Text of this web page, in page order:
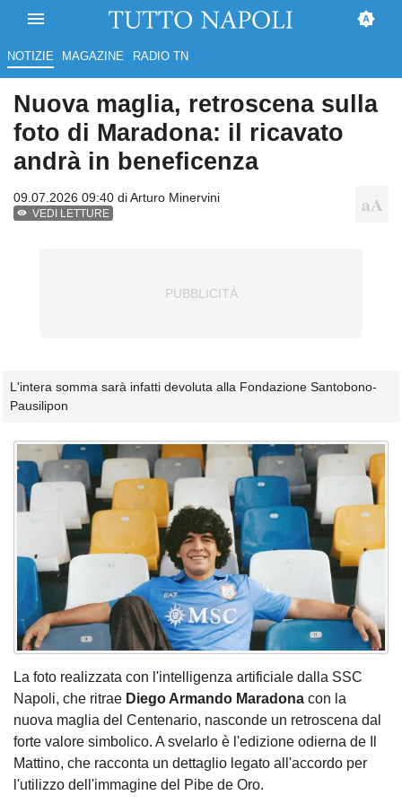
NOTIZIE MAGAZINE RADIO TN
Nuova maglia, retroscena sulla
foto di Maradona: il ricavato
andrà in beneficenza
09.07.2026 09:40 diArturo Minervini
VEDI LETTURE
L'intera somma sarà infatti devoluta alla Fondazione Santobono-
Pausilipon
La foto realizzata con l'intelligenza artificiale dalla SSC
Napoli, che ritrae Diego Armando Maradona con la
nuova maglia del Centenario, nasconde un retroscena dal
forte valore simbolico. A svelarlo è l'edizione odierna de Il
Mattino, che racconta un dettaglio legato all'accordo per
l'utilizzo dell'immagine del Pibe de Oro.